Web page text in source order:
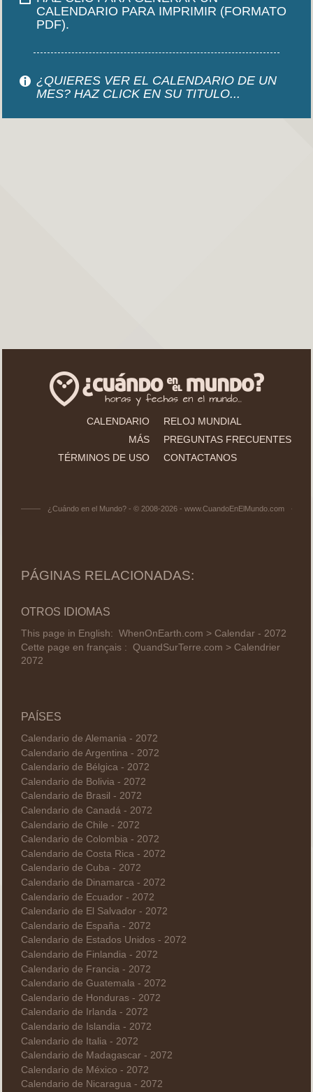
CALENDARIO PARA IMPRIMIR (FORMATO
PDF).
¿QUIERES VER EL CALENDARIO DE UN
MES? HAZ CLICK EN SU TITULO...
CALENDARIO
RELOJ MUNDIAL
MÁS
PREGUNTAS FRECUENTES
TÉRMINOS DE USO
CONTACTANOS
¿Cuándo en el Mundo? - © 2008-2026 - www.CuandoEnElMundo.com
PÁGINAS RELACIONADAS:
OTROS IDIOMAS
This page in English: WhenOnEarth.com > Calendar - 2072
Cette page en français : QuandSurTerre.com > Calendrier
2072
PAÍSES
Calendario de Alemania - 2072
Calendario de Argentina - 2072
Calendario de Bélgica - 2072
Calendario de Bolivia - 2072
Calendario de Brasil - 2072
Calendario de Canadá - 2072
Calendario de Chile - 2072
Calendario de Colombia - 2072
Calendario de Costa Rica - 2072
Calendario de Cuba - 2072
Calendario de Dinamarca - 2072
Calendario de Ecuador - 2072
Calendario de El Salvador - 2072
Calendario de España - 2072
Calendario de Estados Unidos - 2072
Calendario de Finlandia - 2072
Calendario de Francia - 2072
Calendario de Guatemala - 2072
Calendario de Honduras - 2072
Calendario de Irlanda - 2072
Calendario de Islandia - 2072
Calendario de Italia - 2072
Calendario de Madagascar - 2072
Calendario de México - 2072
Calendario de Nicaragua - 2072